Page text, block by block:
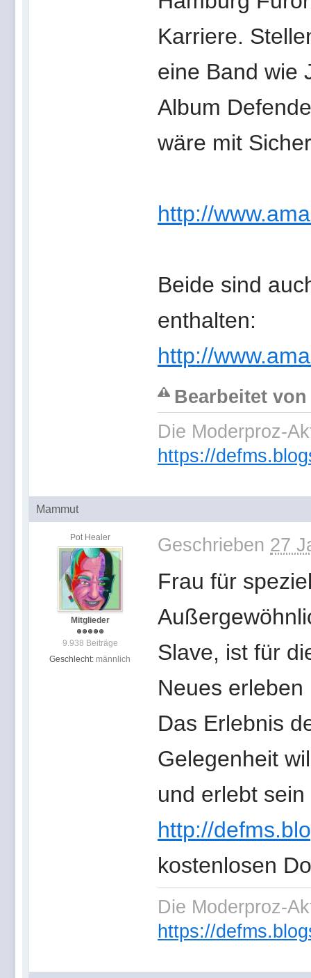
Karriere.
eine Band wie
Album
wäre mit
http://
Beide sind
enthalten:
http://
Bearbeitet von
Die Moderproz-
https://
Mammut
Pot Healer
Mitglieder
9.938 Beiträge
Geschlecht: männlich
Geschrieben 27
Frau für
Slave, ist für
Neues
Das Erlebnis
Gelegenheit
und erlebt
http://
kostenlosen
Die Moderproz-
https://